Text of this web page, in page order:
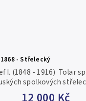
- Střelecký
12 000 Kč
I. (1848 - 1916) Tolar
spolkových
krásná zachovalost,